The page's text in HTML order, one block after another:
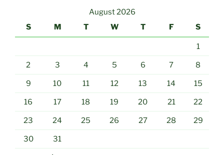
August 2026
S
M T W T F S
1
2 3 4 5 6 7 8
9 10 11 12 13 14 15
16 17 18 19 20 21 22
23 24 25 26 27 28 29
30 31